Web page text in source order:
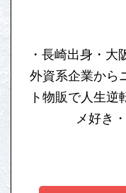
・長崎出身・大
外資系企業から
ト物販で人生逆
メ好き